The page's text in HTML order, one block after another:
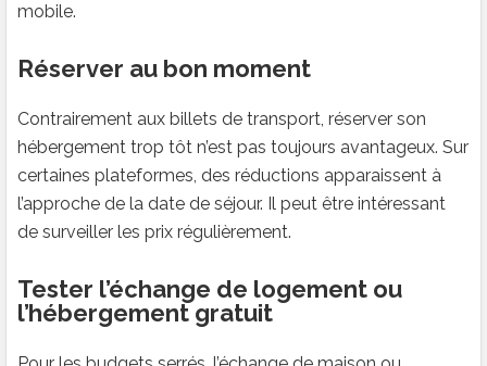
mobile.
Réserver au bon moment
Contrairement aux billets de transport, réserver son
hébergement trop tôt n’est pas toujours avantageux. Sur
certaines plateformes, des réductions apparaissent à
l’approche de la date de séjour. Il peut être intéressant
de surveiller les prix régulièrement.
Tester l’échange de logement ou
l’hébergement gratuit